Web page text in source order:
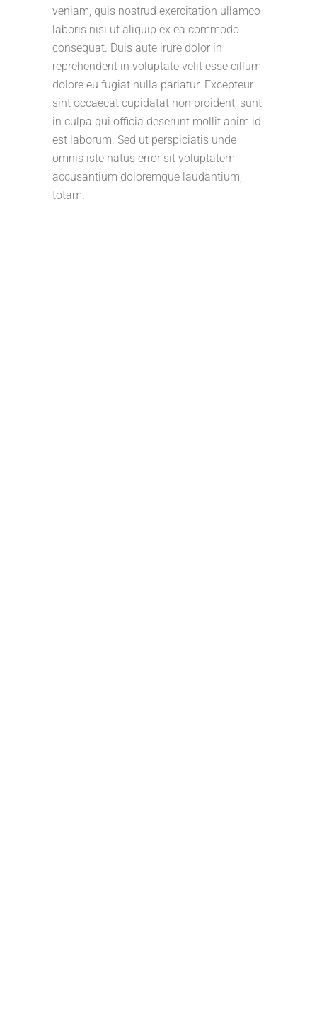
veniam, quis nostrud exercitation ullamco
laboris nisi ut aliquip ex ea commodo
consequat. Duis aute irure dolor in
reprehenderit in voluptate velit esse cillum
dolore eu fugiat nulla pariatur. Excepteur
sint occaecat cupidatat non proident, sunt
in culpa qui officia deserunt mollit anim id
est laborum. Sed ut perspiciatis unde
omnis iste natus error sit voluptatem
accusantium doloremque laudantium,
totam.